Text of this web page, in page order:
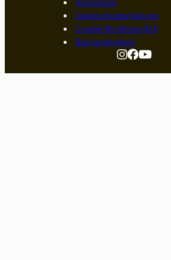
Datenschutzerklärung
Cookie-Richtlinie (EU)
Barrierefreiheit